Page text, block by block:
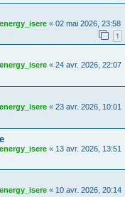
energy_isere « 02 mai 2026, 23:58
1
energy_isere « 24 avr. 2026, 22:07
energy_isere « 23 avr. 2026, 10:01
energy_isere « 13 avr. 2026, 13:51
energy_isere « 10 avr. 2026, 20:14